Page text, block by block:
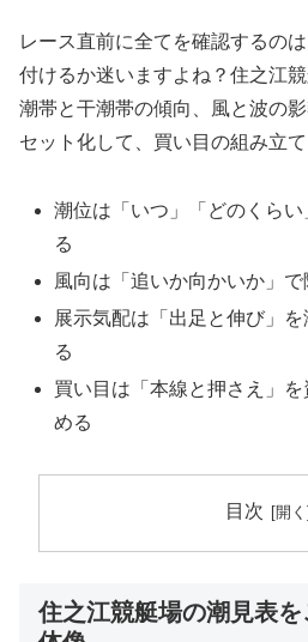
レース直前に全てを確認するの
付けるか迷いますよね？住之江
潮帯と干潮帯の傾向、風と波の
セット化して、買い目の組み立
潮位は「いつ」「どのくら
る
風向は「追いか向かいか」
展示気配は「出足と伸び」
る
買い目は「本線と押さえ」
める
目次
住之江競艇場の潮見表